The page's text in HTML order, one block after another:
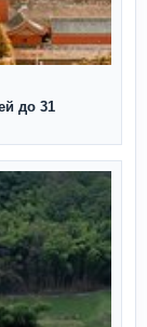
до 31